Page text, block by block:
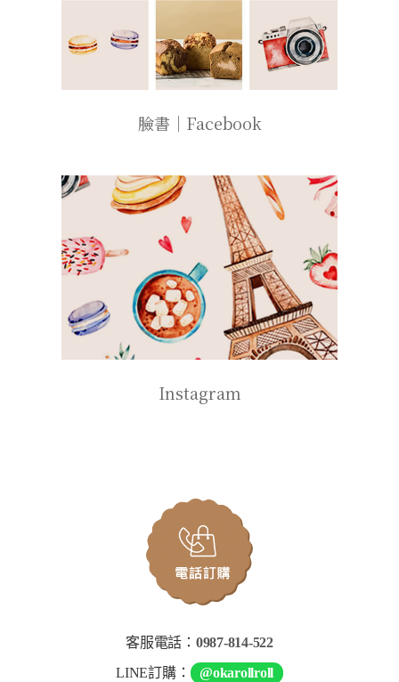
臉書｜Facebook
Instagram
客服電話： 0987-814-522
LINE訂購： @okarollroll